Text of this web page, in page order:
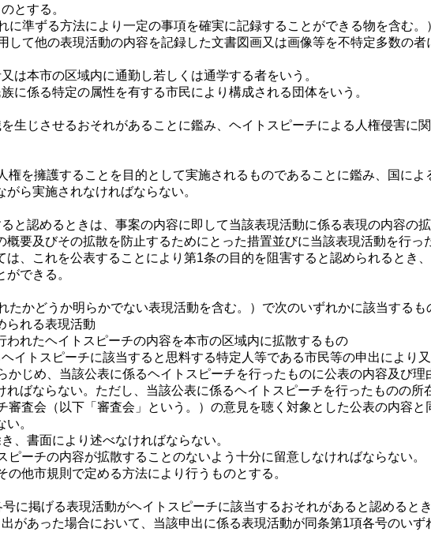
とする。
準ずる方法により一定の事項を確実に記録することができる物を含む。
て他の表現活動の内容を記録した文書図画又は画像等を不特定多数の者
本市の区域内に通勤し若しくは通学する者をいう。
係る特定の属性を有する市民により構成される団体をいう。
じさせるおそれがあることに鑑み、ヘイトスピーチによる人権侵害に
を擁護することを目的として実施されるものであることに鑑み、国によ
ら実施されなければならない。
認めるときは、事案の内容に即して当該表現活動に係る表現の内容の
要及びその拡散を防止するためにとった措置並びに当該表現活動を行
、これを公表することにより第1条の目的を阻害すると認められるとき
できる。
かどうか明らかでない表現活動を含む。）で次のいずれかに該当するも
れる表現活動
たヘイトスピーチの内容を本市の区域内に拡散するもの
トスピーチに該当すると思料する特定人等である市民等の申出により又
じめ、当該公表に係るヘイトスピーチを行ったものに公表の内容及び理
ばならない。ただし、当該公表に係るヘイトスピーチを行ったものの
査会（以下「審査会」という。）の意見を聴く対象とした公表の内容
。
書面により述べなければならない。
ーチの内容が拡散することのないよう十分に留意しなければならない。
他市規則で定める方法により行うものとする。
掲げる表現活動がヘイトスピーチに該当するおそれがあると認めると
があった場合において、当該申出に係る表現活動が同条第1項各号のい